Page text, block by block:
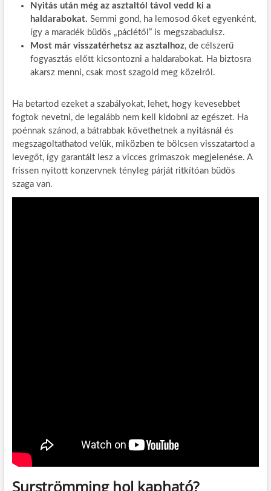
Nyitás után még az asztaltól távol vedd ki a
haldarabokat. Semmi gond, ha lemosod őket egyenként,
így a maradék büdös „páclétől” is megszabadulsz.
Most már visszatérhetsz az asztalhoz, de célszerű
fogyasztás előtt kicsontozni a haldarabokat. Ha biztosra
akarsz menni, csak most szagold meg közelről.
Ha betartod ezeket a szabályokat, lehet, hogy kevesebbet
fogtok nevetni, de legalább nem kell kidobni az egészet. Ha
poénnak szánod, a bátrabbak követhetnek a nyitásnál és
megszagoltathatod velük, miközben te bölcsen visszatartod a
levegőt, így garantált lesz a vicces grimaszok megjelenése. A
frissen nyitott konzervnek tényleg párját ritkítóan büdös
szaga van.
Surströmming hol kapható?